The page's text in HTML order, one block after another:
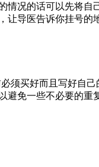
况的话可以先将
导医告诉你挂号的
须买好而且写好自
免一些不必要的